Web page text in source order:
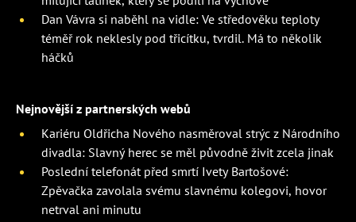
Dan Vávra si naběhl na vidle: Ve středověku teploty
téměř rok neklesly pod třicítku, tvrdil. Má to několik
háčků
Nejnovější z partnerských webů
Kariéru Oldřicha Nového nasměroval strýc z Národního
divadla: Slavný herec se měl původně živit zcela jinak
Poslední telefonát před smrtí Ivety Bartošové:
Zpěvačka zavolala svému slavnému kolegovi, hovor
netrval ani minutu